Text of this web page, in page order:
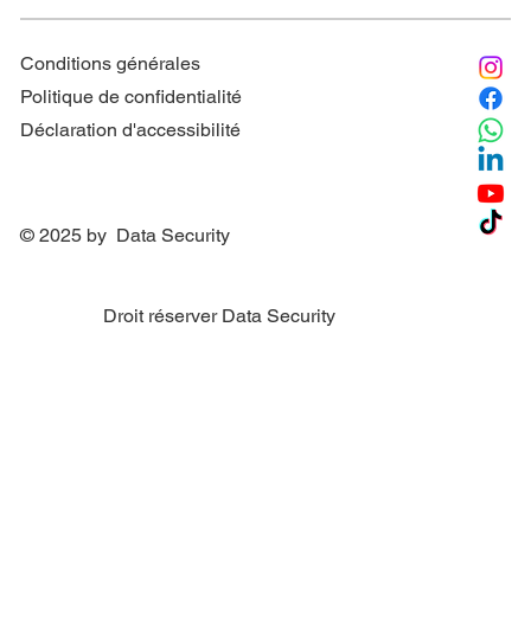
Conditions générales
Politique de confidentialité
Déclaration d'accessibilité
© 2025 by Data Security
Droit réserver Data Security